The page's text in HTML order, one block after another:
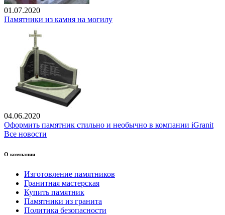
01.07.2020
Памятники из камня на могилу
04.06.2020
Оформить памятник стильно и необычно в компании iGranit
Все новости
О компании
Изготовление памятников
Гранитная мастерская
Купить памятник
Памятники из гранита
Политика безопасности